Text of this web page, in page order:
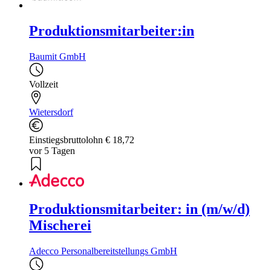
Produktionsmitarbeiter:in
Baumit GmbH
Vollzeit
Wietersdorf
Einstiegsbruttolohn € 18,72
vor 5 Tagen
Produktionsmitarbeiter: in (m/w/d)
Mischerei
Adecco Personalbereitstellungs GmbH